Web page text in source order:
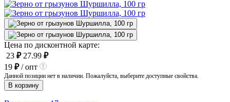
Цена по дисконтной карте:
23 ₽ 27.99 ₽
19 ₽/ опт
Данной позиции нет в наличии. Пожалуйста, выберите доступные свойства.
В корзину